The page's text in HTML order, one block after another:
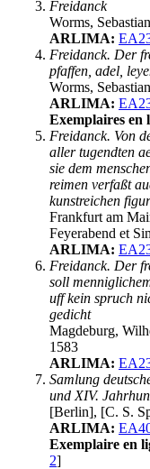
Freidanck
Worms,
ARLIMA:
Freidanck. Der
pfaffen, adel,
Worms,
ARLIMA:
Exemplaires en
Freidanck. Von
aller tugendten
sie dem
reimen verfaßt
kunstreichen
Frankfurt am
Feyerabend et
ARLIMA:
Freidanck. Der
soll
uff kein spruch
gedicht
Magdeburg,
1583
ARLIMA:
Samlung
und XIV.
[Berlin], [C. S.
ARLIMA:
Exemplaire en
2]